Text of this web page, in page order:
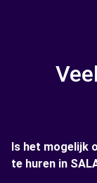
Is het mogelijk
te huren in